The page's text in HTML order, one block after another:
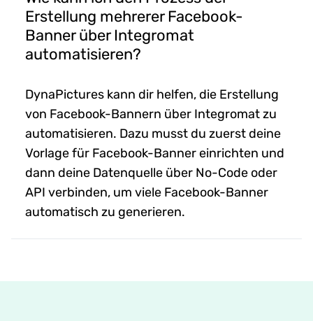
Erstellung mehrerer Facebook-
Banner über Integromat
automatisieren?
DynaPictures kann dir helfen, die Erstellung
von Facebook-Bannern über Integromat zu
automatisieren. Dazu musst du zuerst deine
Vorlage für Facebook-Banner einrichten und
dann deine Datenquelle über No-Code oder
API verbinden, um viele Facebook-Banner
automatisch zu generieren.